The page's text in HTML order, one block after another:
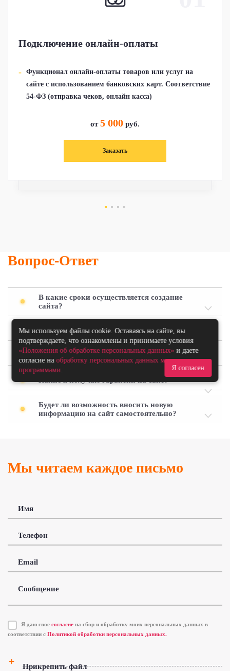
Подключение онлайн-оплаты
Функционал онлайн-оплаты товаров или услуг на
сайте с использованием банковских карт. Соответствие
54-ФЗ (отправка чеков, онлайн касса)
от5 000 руб.
Заказать
Вопрос-Ответ
В какие сроки осуществляется создание
сайта?
Что входит в стоимость разработки сайта?
Что, если меня не устроит дизайн сайта?
Будет ли возможность вносить новую
информацию на сайт самостоятельно?
Мы читаем каждое письмо
Имя
Телефон
Email
Сообщение
Я даю свое согласие на сбор и обработку моих персональных данных в
соответствии с Политикой обработки персональных данных.
Прикрепить файл
Мы используем файлы cookie. Оставаясь на сайте, вы
подтверждаете, что ознакомлены и принимаете условия
«Положения об обработке персональных данных» и даете
согласие наобработку персональных данных метрическими
программами
Я согласен